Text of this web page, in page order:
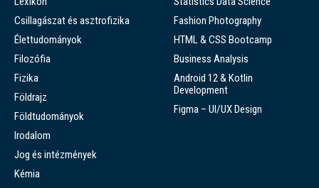
Csillagászat és asztrofizika
Élettudományok
Filozófia
Fizika
Földrajz
Földtudományok
Irodalom
Jog és intézmények
Kémia
Fashion Photography
HTML & CSS Bootcamp
Business Analysis
Android 12 & Kotlin
Development
Figma – UI/UX Design